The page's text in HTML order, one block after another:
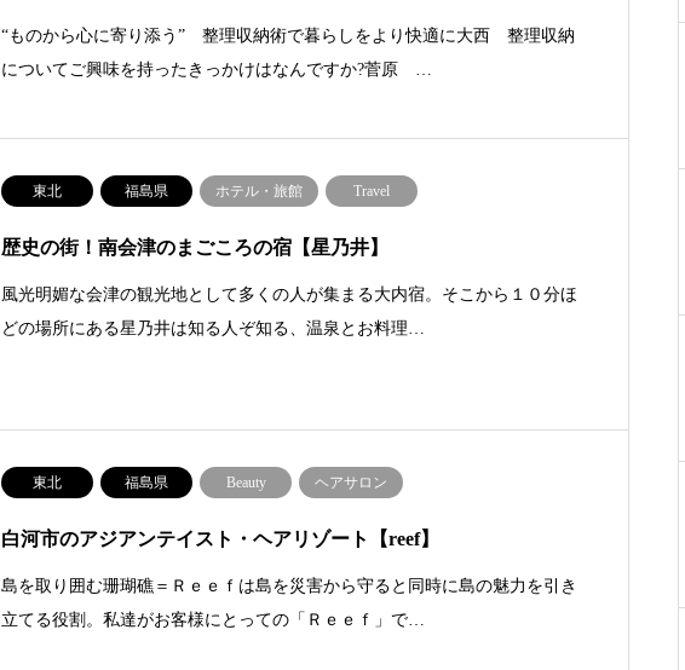
“ものから心に寄り添う” 整理収納術で暮らしをより快適に大西 整理収納
についてご興味を持ったきっかけはなんですか?菅原 …
東北 福島県 ホテル・旅館 Travel
歴史の街！南会津のまごころの宿【星乃井】
風光明媚な会津の観光地として多くの人が集まる大内宿。そこから１０分ほ
どの場所にある星乃井は知る人ぞ知る、温泉とお料理…
東北 福島県 Beauty ヘアサロン
白河市のアジアンテイスト・ヘアリゾート【reef】
島を取り囲む珊瑚礁＝Ｒｅｅｆは島を災害から守ると同時に島の魅力を引き
立てる役割。私達がお客様にとっての「Ｒｅｅｆ」で…